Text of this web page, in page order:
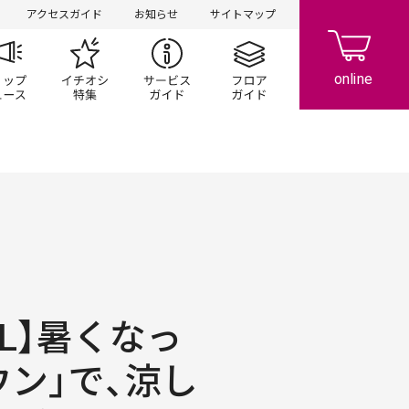
アクセスガイド お知らせ サイトマップ
ン一覧 ショップニュースイチオシ特集 サービスガイドフロアガイド
】暑くなっ
」で、涼し